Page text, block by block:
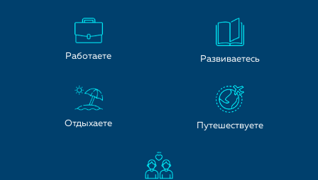
Работаете Развиваетесь
Отдыхаете Путешествуете